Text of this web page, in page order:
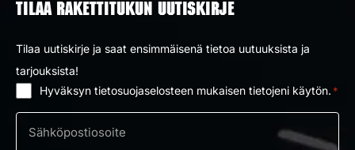
TILAA RAKETTITUKUN UUTISKIRJE
Tilaa uutiskirje ja saat ensimmäisenä tietoa uutuuksista ja
tarjouksista!
Hyväksyn tietosuojaselosteen mukaisen tietojeni käytön. *
Sähköposti